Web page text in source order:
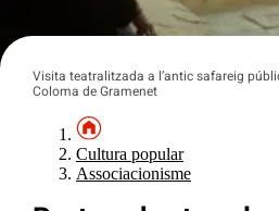
Visita teatralitzada a l’antic safareig
Coloma de Gramenet
Cultura popular
Associacionisme